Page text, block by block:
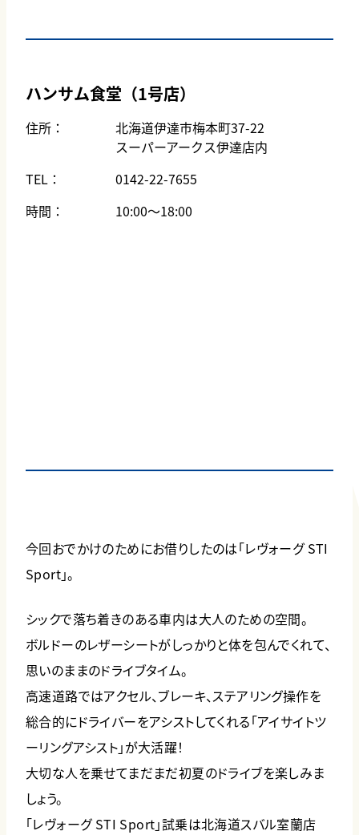
ハンサム食堂（1号店）
住所：
北海道伊達市梅本町37-22
スーパーアークス伊達店内
TEL：
0142-22-7655
時間：
10:00～18:00
今回おでかけのためにお借りしたのは「レヴォーグ STI
Sport」。
シックで落ち着きのある車内は大人のための空間。
ボルドーのレザーシートがしっかりと体を包んでくれて、
思いのままのドライブタイム。
高速道路ではアクセル、ブレーキ、ステアリング操作を
総合的にドライバーをアシストしてくれる「アイサイトツ
ーリングアシスト」が大活躍！
大切な人を乗せてまだまだ初夏のドライブを楽しみま
しょう。
「レヴォーグ STI Sport」試乗は北海道スバル室蘭店